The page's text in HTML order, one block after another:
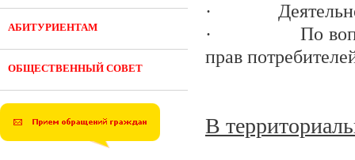
АБИТУРИЕНТАМ
ОБЩЕСТВЕННЫЙ СОВЕТ
·
·
По
прав
В